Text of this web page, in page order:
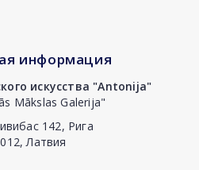
информация
искусства "Antonija"
Mākslas Galerija"
142, Рига
Латвия